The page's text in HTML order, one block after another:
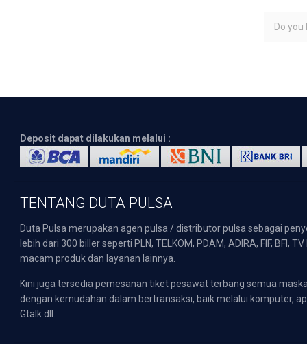
Do you
Deposit dapat dilakukan melalui :
TENTANG DUTA PULSA
Duta Pulsa merupakan agen pulsa / distributor pulsa sebagai
lebih dari 300 biller seperti PLN, TELKOM, PDAM, ADIRA, FIF,
macam produk dan layanan lainnya.
Kini juga tersedia pemesanan tiket pesawat terbang semua
dengan kemudahan dalam bertransaksi, baik melalui komputer,
Gtalk dll.